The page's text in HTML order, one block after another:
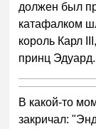
должен был
катафалком
король Карл
принц Эдуард.
В какой-то
закричал: